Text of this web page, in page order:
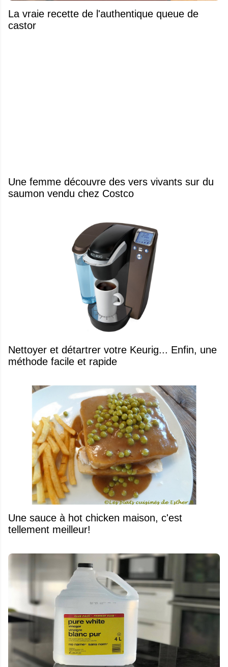
La vraie recette de l'authentique queue de
castor
Une femme découvre des vers vivants sur du
saumon vendu chez Costco
Nettoyer et détartrer votre Keurig... Enfin, une
méthode facile et rapide
Une sauce à hot chicken maison, c'est
tellement meilleur!